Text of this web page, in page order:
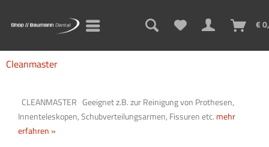
€
Cleanmaster
CLEANMASTER Geeignet z.B. zur Reinigung von Prothesen,
Innenteleskopen, Schubverteilungsarmen, Fissuren etc. mehr
erfahren »